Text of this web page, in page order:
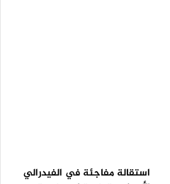
استقالة مفاجئة في الفيدرالي